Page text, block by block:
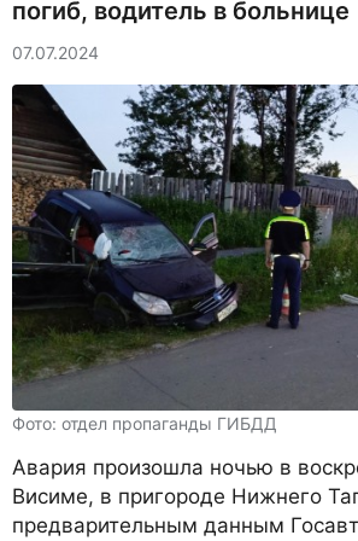
погиб, водитель в больнице
07.07.2024
Фото: отдел пропаганды ГИБДД
Авария произошла ночью в
Висиме, в пригороде Нижнего
предварительным данным